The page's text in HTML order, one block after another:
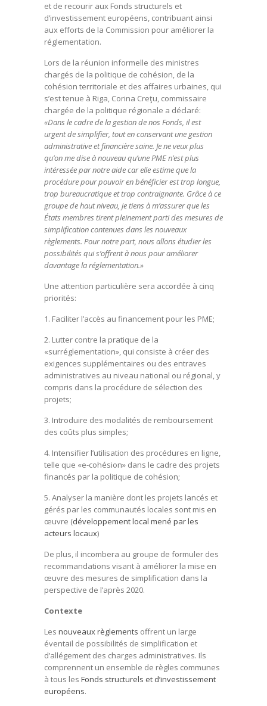
et de recourir aux Fonds structurels et
d’investissement européens, contribuant ainsi
aux efforts de la Commission pour améliorer la
réglementation.
Lors de la réunion informelle des ministres
chargés de la politique de cohésion, de la
cohésion territoriale et des affaires urbaines, qui
s’est tenue à Riga, Corina Creţu, commissaire
chargée de la politique régionale a déclaré:
«Dans le cadre de la gestion de nos Fonds, il est
urgent de simplifier, tout en conservant une gestion
administrative et financière saine. Je ne veux plus
qu’on me dise à nouveau qu’une PME n’est plus
intéressée par notre aide car elle estime que la
procédure pour pouvoir en bénéficier est trop longue,
trop bureaucratique et trop contraignante. Grâce à ce
groupe de haut niveau, je tiens à m’assurer que les
États membres tirent pleinement parti des mesures de
simplification contenues dans les nouveaux
règlements. Pour notre part, nous allons étudier les
possibilités qui s’offrent à nous pour améliorer
davantage la réglementation.»
Une attention particulière sera accordée à cinq
priorités:
1. Faciliter l’accès au financement pour les PME;
2. Lutter contre la pratique de la
«surréglementation», qui consiste à créer des
exigences supplémentaires ou des entraves
administratives au niveau national ou régional, y
compris dans la procédure de sélection des
projets;
3. Introduire des modalités de remboursement
des coûts plus simples;
4. Intensifier l’utilisation des procédures en ligne,
telle que «e-cohésion» dans le cadre des projets
financés par la politique de cohésion;
5. Analyser la manière dont les projets lancés et
gérés par les communautés locales sont mis en
œuvre (développement local mené par les
acteurs locaux)
De plus, il incombera au groupe de formuler des
recommandations visant à améliorer la mise en
œuvre des mesures de simplification dans la
perspective de l’après 2020.
Contexte
Les nouveaux règlements offrent un large
éventail de possibilités de simplification et
d’allégement des charges administratives. Ils
comprennent un ensemble de règles communes
à tous les Fonds structurels et d’investissement
européens.